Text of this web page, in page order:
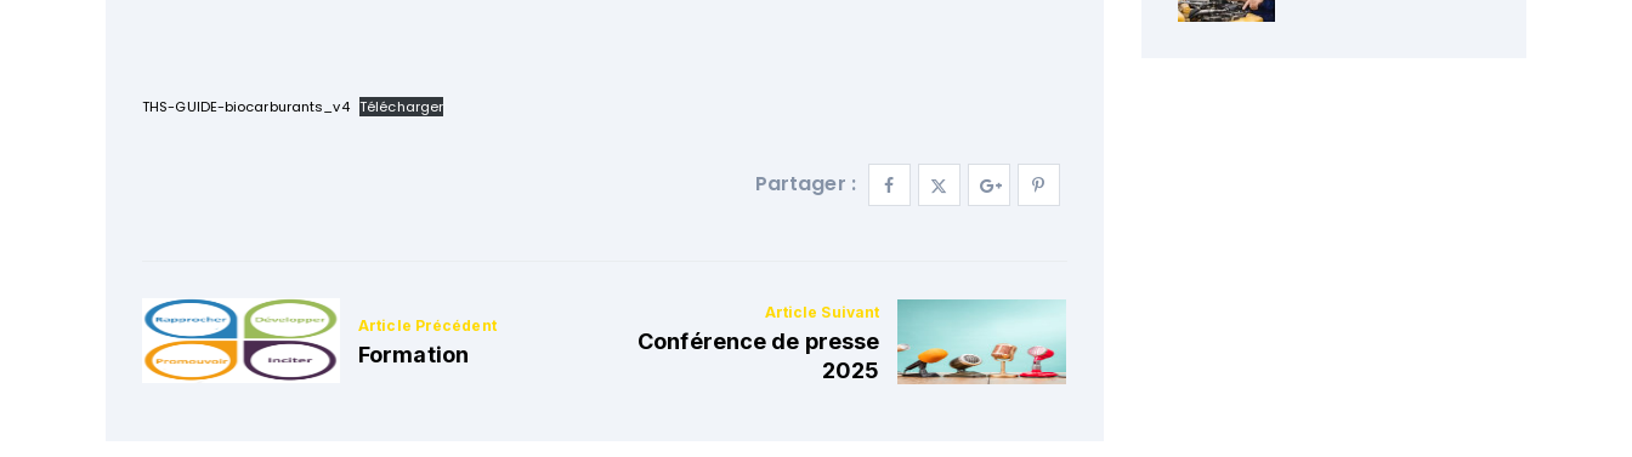
THS-GUIDE-biocarburants_v4 Télécharger
Partager :
Formation
Conférence de presse
2025